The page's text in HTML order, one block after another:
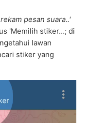
pesan suara..'
'Memilih stiker…; di
lawan
stiker yang